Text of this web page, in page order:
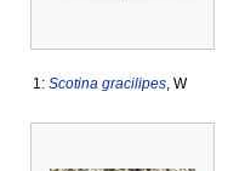
1: Scotina gracilipes, W